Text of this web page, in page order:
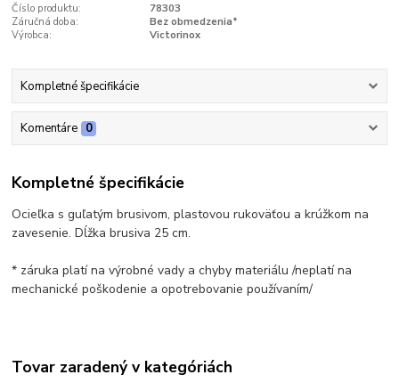
Číslo produktu:
78303
Záručná doba:
Bez obmedzenia*
Výrobca:
Victorinox
Kompletné špecifikácie
Komentáre 0
Kompletné špecifikácie
Ocieľka s guľatým brusivom, plastovou rukoväťou a krúžkom na
zavesenie. Dĺžka brusiva 25 cm.
* záruka platí na výrobné vady a chyby materiálu /neplatí na
mechanické poškodenie a opotrebovanie používaním/
Tovar zaradený v kategóriách